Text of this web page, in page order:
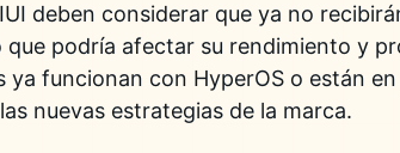
deben considerar que ya no
que podría afectar su rendimiento y
ya funcionan con HyperOS o están
nuevas estrategias de la marca.